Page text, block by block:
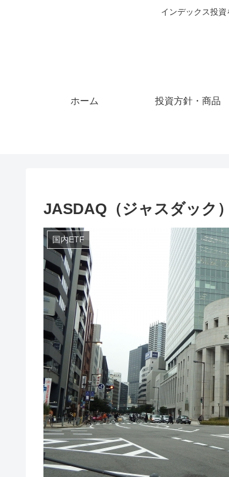
インデックス投
ホーム 投資方針・商品
JASDAQ（ジャスダック
国内ETF